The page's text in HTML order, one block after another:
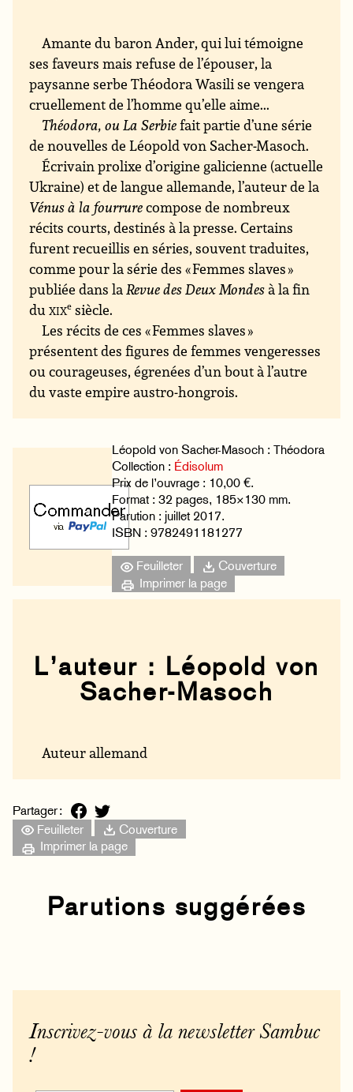
Amante du baron Ander, qui lui témoigne
ses faveurs mais refuse de l’épouser, la
paysanne serbe Théodora Wasili se vengera
cruellement de l’homme qu’elle aime...
Théodora, ou La Serbiefait partie d’une série
de nouvelles de Léopold von Sacher-Masoch.
Écrivain prolixe d’origine galicienne (actuelle
Ukraine) et de langue allemande, l’auteur de la
Vénus à la fourrurecompose de nombreux
récits courts, destinés à la presse. Certains
furent recueillis en séries, souvent traduites,
comme pour la série des « Femmes slaves »
publiée dans la Revue des Deux Mondesà la fin
duxixe siècle.
Les récits de ces « Femmes slaves »
présentent des figures de femmes vengeresses
ou courageuses, égrenées d’un bout à l’autre
du vaste empire austro-hongrois.
Léopold von Sacher-Masoch : Théodora
Collection : Édisolum
Prix de l’ouvrage : 10,00 €.
Format : 32 pages, 185×130 mm.
Parution : juillet 2017.
ISBN : 9782491181277
Feuilleter
Couverture
Imprimer la page
L’auteur : Léopold von
Sacher-Masoch
Auteur allemand
Partager :
Feuilleter
Couverture
Imprimer la page
Parutions suggérées
Inscrivez-vous à la newsletter Sambuc
!